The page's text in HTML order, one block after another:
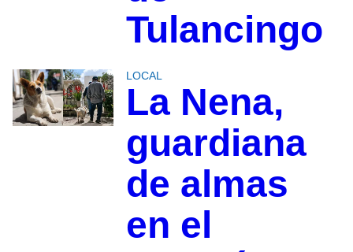
Tulancingo
LOCAL
La Nena,
guardiana
de almas
en el